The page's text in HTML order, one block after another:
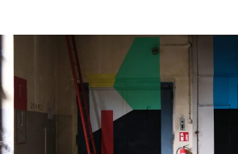
bes­
rung
an
die
Fotografie.